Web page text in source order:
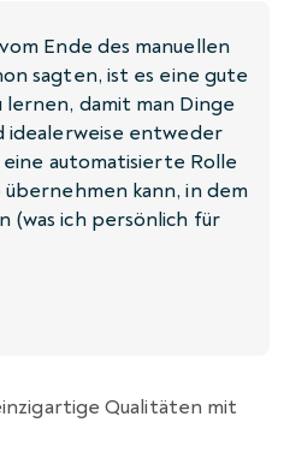
Ende des manuellen
sagten, ist es eine gute
damit man Dinge
idealerweise entweder
automatisierte Rolle
kann, in dem
(was ich persönlich für
Qualitäten mit